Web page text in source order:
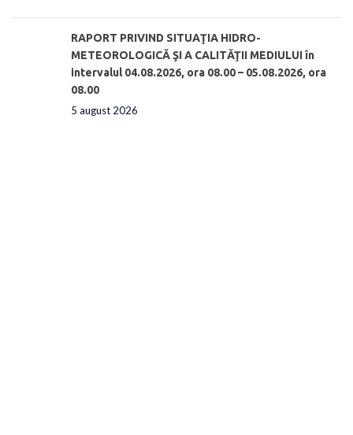
RAPORT PRIVIND SITUAŢIA HIDRO-
METEOROLOGICĂ ŞI A CALITĂŢII MEDIULUI în
intervalul 04.08.2026, ora 08.00 – 05.08.2026, ora
08.00
5 august 2026